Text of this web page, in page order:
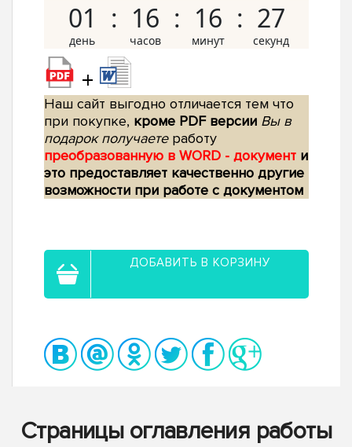
01 16 16 26
+
Наш сайт выгодно отличается тем что
при покупке, кроме PDF версии Вы в
подарок получаетеработу
преобразованную в WORD - документ и
это предоставляет качественно другие
возможности при работе с документом
ДОБАВИТЬ В КОРЗИНУ
Страницы оглавления работы